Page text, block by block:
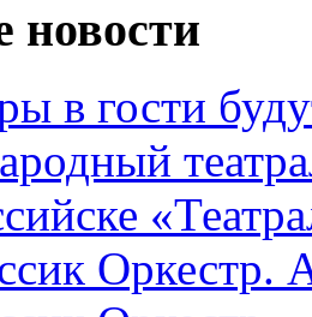
новости
в гости
Оркестр.